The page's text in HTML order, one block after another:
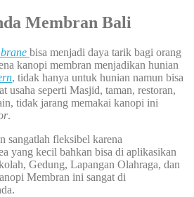
Membran Bali
bisa menjadi daya tarik bagi orang
kanopi membran menjadikan hunian
, tidak hanya untuk hunian namun bisa
usaha seperti Masjid, taman, restoran,
tidak jarang memakai kanopi ini
.
sangatlah fleksibel karena
yang kecil bahkan bisa di aplikasikan
Gedung, Lapangan Olahraga, dan
Membran ini sangat di